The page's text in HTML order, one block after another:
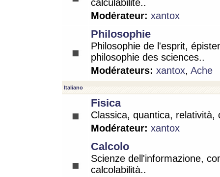
calculabilité..
Modérateur: xantox
Philosophie
Philosophie de l'esprit,
philosophie des sciences..
Modérateurs: xantox, Ache
Italiano
Fisica
Classica, quantica, relatività,
Modérateur: xantox
Calcolo
Scienze dell'informazione,
calcolabilità..